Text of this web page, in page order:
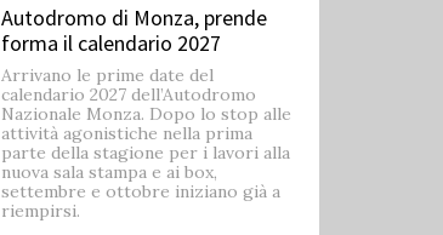
Autodromo di Monza, prende
forma il calendario 2027
Arrivano le prime date del
calendario 2027 dell’Autodromo
Nazionale Monza. Dopo lo stop alle
attività agonistiche nella prima
parte della stagione per i lavori alla
nuova sala stampa e ai box,
settembre e ottobre iniziano già a
riempirsi.